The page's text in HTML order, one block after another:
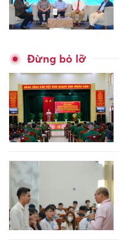
Đừng bỏ lỡ